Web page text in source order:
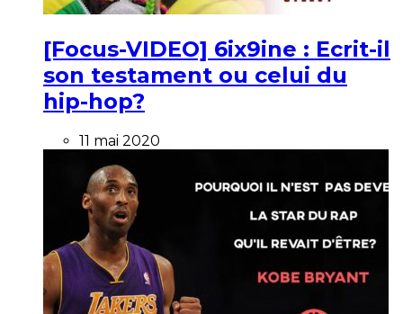
[Focus-VIDEO] 6ix9ine : Ecrit-il
son testament ou celui du
hip-hop?
11 mai 2020